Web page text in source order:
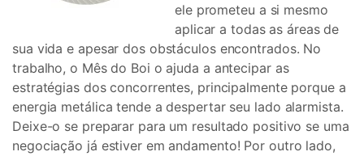
ele prometeu a si mesmo
aplicar a todas as áreas de
sua vida e apesar dos obstáculos encontrados. No
trabalho, o Mês do Boi o ajuda a antecipar as
estratégias dos concorrentes, principalmente porque a
energia metálica tende a despertar seu lado alarmista.
Deixe-o se preparar para um resultado positivo se uma
negociação já estiver em andamento! Por outro lado,